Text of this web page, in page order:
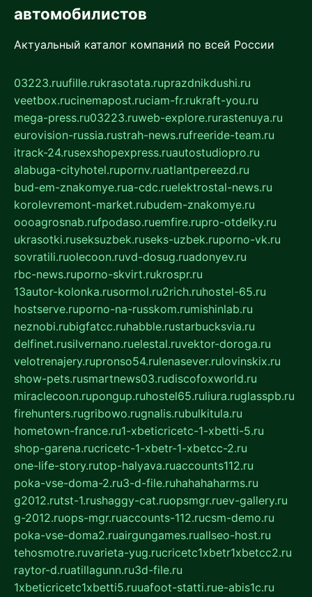
автомобилистов
Актуальный каталог компаний по всей России
03223.ruufille.rukrasotata.ruprazdnikdushi.ru
veetbox.rucinemapost.ruciam-fr.rukraft-you.ru
mega-press.ru03223.ruweb-explore.rurastenuya.ru
eurovision-russia.rustrah-news.rufreeride-team.ru
itrack-24.rusexshopexpress.ruautostudiopro.ru
alabuga-cityhotel.rupornv.ruatlantpereezd.ru
bud-em-znakomye.rua-cdc.ruelektrostal-news.ru
korolevremont-market.rubudem-znakomye.ru
oooagrosnab.rufpodaso.ruemfire.rupro-otdelky.ru
ukrasotki.ruseksuzbek.ruseks-uzbek.ruporno-vk.ru
sovratili.ruolecoon.ruvd-dosug.ruadonyev.ru
rbc-news.ruporno-skvirt.rukrospr.ru
13autor-kolonka.rusormol.ru2rich.ruhostel-65.ru
hostserve.ruporno-na-russkom.rumishinlab.ru
neznobi.rubigfatcc.ruhabble.rustarbucksvia.ru
delfinet.rusilvernano.ruelestal.ruvektor-doroga.ru
velotrenajery.rupronso54.rulenasever.rulovinskix.ru
show-pets.rusmartnews03.rudiscofoxworld.ru
miraclecoon.rupongup.ruhostel65.ruliura.ruglasspb.ru
firehunters.rugribowo.rugnalis.rubulkitula.ru
hometown-france.ru1-xbeticricetc-1-xbetti-5.ru
shop-garena.rucricetc-1-xbetr-1-xbetcc-2.ru
one-life-story.rutop-halyava.ruaccounts112.ru
poka-vse-doma-2.ru3-d-file.ruhahahaharms.ru
g2012.rutst-1.rushaggy-cat.ruopsmgr.ruev-gallery.ru
g-2012.ruops-mgr.ruaccounts-112.rucsm-demo.ru
poka-vse-doma2.ruairgungames.ruallseo-host.ru
tehosmotre.ruvarieta-yug.rucricetc1xbetr1xbetcc2.ru
raytor-d.ruatillagunn.ru3d-file.ru
1xbeticricetc1xbetti5.ruuafoot-statti.rue-abis1c.ru